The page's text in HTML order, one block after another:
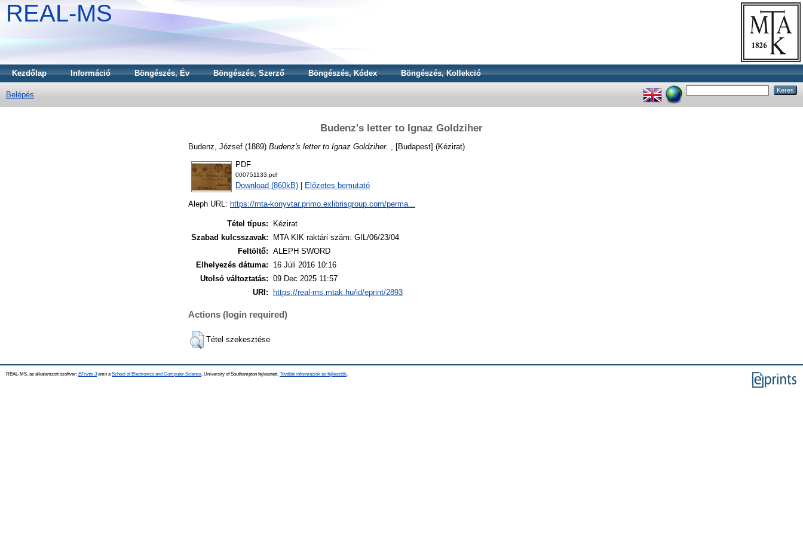
REAL-MS
Kezdőlap Információ Böngészés, Év Böngészés, Szerző Böngészés, Kódex Böngészés, Kollekció
Belépés
Budenz's letter to Ignaz Goldziher
Budenz, József (1889) Budenz's letter to Ignaz Goldziher. , [Budapest] (Kézirat)
PDF
000751133.pdf
Download (860kB) Előzetes bemutató
Aleph URL: https://mta-konyvtar.primo.exlibrisgroup.com/perma...
Tétel típus:
Kézirat
Szabad kulcsszavak:
MTA KIK raktári szám: GIL/06/23/04
Feltöltő: ALEPH SWORD
Elhelyezés dátuma:
16 Júli 2016 10:16
Utolsó változtatás: 09 Dec 2025 11:57
URI:
https://real-ms.mtak.hu/id/eprint/2893
Actions (login required)
Tétel szekesztése
REAL-MS, az alkalamzott szoftver: EPrints 3amit a School of Electronics and Computer Science , University of Southampton fejlesztett. További információk és fejlesztők